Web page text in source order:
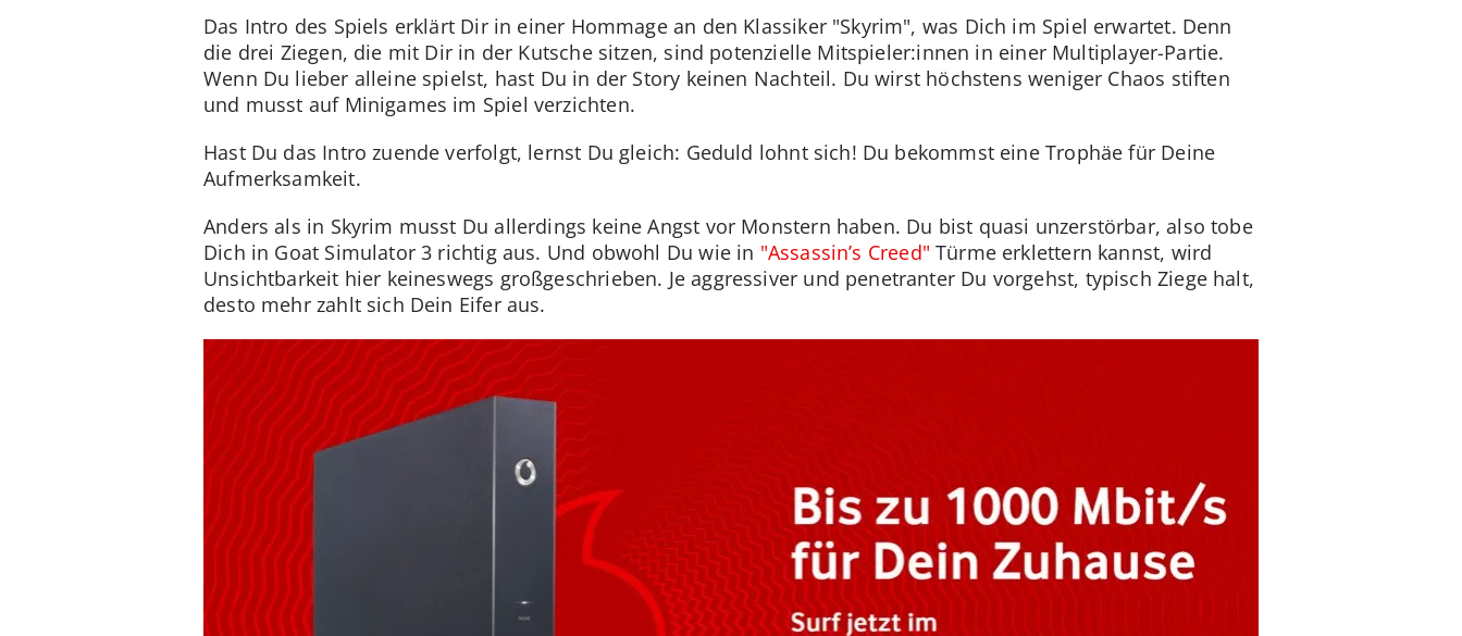
Das Intro des Spiels erklärt Dir in einer Hommage an den Klassiker "Skyrim", was Dich im Spiel erwartet. Denn
die drei Ziegen, die mit Dir in der Kutsche sitzen, sind potenzielle Mitspieler:innen in einer Multiplayer-Partie.
Wenn Du lieber alleine spielst, hast Du in der Story keinen Nachteil. Du wirst höchstens weniger Chaos stiften
und musst auf Minigames im Spiel verzichten.
Hast Du das Intro zuende verfolgt, lernst Du gleich: Geduld lohnt sich! Du bekommst eine Trophäe für Deine
Aufmerksamkeit.
Anders als in Skyrim musst Du allerdings keine Angst vor Monstern haben. Du bist quasi unzerstörbar, also tobe
Dich in Goat Simulator 3 richtig aus. Und obwohl Du wie in "Assassin’s Creed" Türme erklettern kannst, wird
Unsichtbarkeit hier keineswegs großgeschrieben. Je aggressiver und penetranter Du vorgehst, typisch Ziege halt,
desto mehr zahlt sich Dein Eifer aus.